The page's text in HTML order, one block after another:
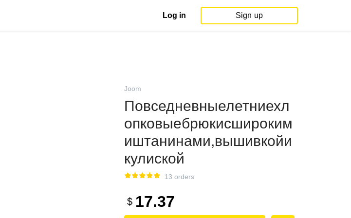
Log in Sign up
Joom
Повседневныелетниехл
опковыебрюкисшироким
иштанинами,вышивкойи
кулиской
13 orders
$ 17.37